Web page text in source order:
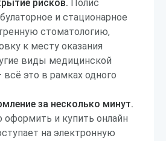
рисков. Полис
и стационарное
стоматологию,
к месту оказания
виды медицинской
это в рамках одного
за несколько минут.
и купить онлайн
на электронную